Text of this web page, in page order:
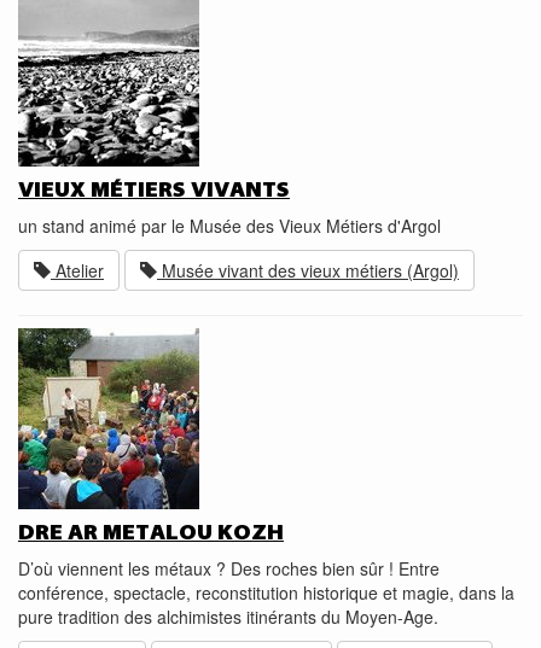
VIEUX MÉTIERS VIVANTS
un stand animé par le Musée des Vieux Métiers d'Argol
Atelier
Musée vivant des vieux métiers (Argol)
DRE AR METALOU KOZH
D’où viennent les métaux ? Des roches bien sûr ! Entre
conférence, spectacle, reconstitution historique et magie, dans la
pure tradition des alchimistes itinérants du Moyen-Age.